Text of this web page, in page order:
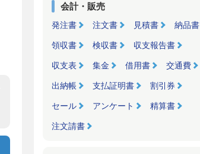
会計・販売
発注書 注文書 見積書 納品書
領収書 検収書 収支報告書
収支表 集金 借用書 交通費
出納帳 支払証明書 割引券
セール アンケート 精算書
注文請書